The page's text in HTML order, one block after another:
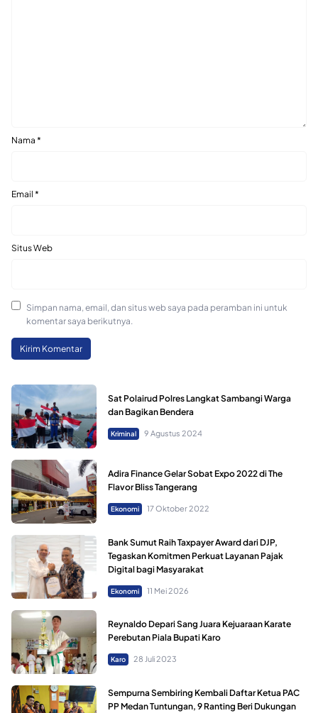
Nama *
Email *
Situs Web
Simpan nama, email, dan situs web saya pada peramban ini untuk
komentar saya berikutnya.
Sat Polairud Polres Langkat Sambangi Warga
dan Bagikan Bendera
Kriminal 9 Agustus 2024
Adira Finance Gelar Sobat Expo 2022 di The
Flavor Bliss Tangerang
Ekonomi 17 Oktober 2022
Bank Sumut Raih Taxpayer Award dari DJP,
Tegaskan Komitmen Perkuat Layanan Pajak
Digital bagi Masyarakat
Ekonomi 11 Mei 2026
Reynaldo Depari Sang Juara Kejuaraan Karate
Perebutan Piala Bupati Karo
Karo 28 Juli 2023
Sempurna Sembiring Kembali Daftar Ketua PAC
PP Medan Tuntungan, 9 Ranting Beri Dukungan